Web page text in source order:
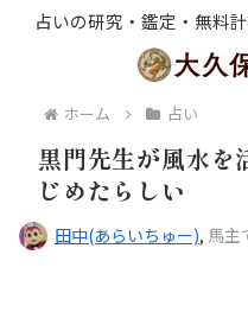
占いの研究・鑑定・無料
ホーム 占い
黒門先生が風水を
じめたらしい
田中(あらいちゅー), 馬主